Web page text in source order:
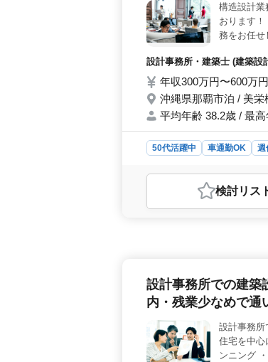
構造設計業
おります
務をお任せ
CAD操作
の資格取得
ください！
設計事務所・建築士 (建築設
年収300万円〜600万
沖縄県那覇市泊 / 美栄
平均年齢 38.2歳 / 最
50代活躍中 車通勤OK 週
＜構造設計業務の特徴＞
事していただけます。1
計業務を担当し、施主と
検討リス
設計事務所での建築
内・残業少なめで
設計事務所
住宅を中心
ンニング